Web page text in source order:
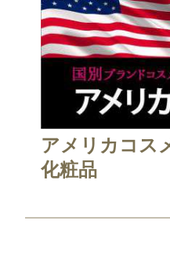
を探し求めて
して正解でし
て、肌が明る
アメリカコス
化粧品